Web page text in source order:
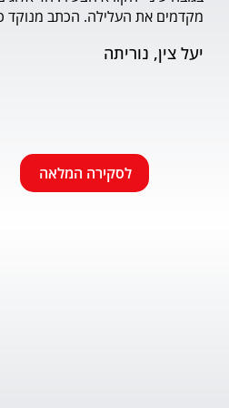
יעל צין, נוריתה
לסקירה המלאה